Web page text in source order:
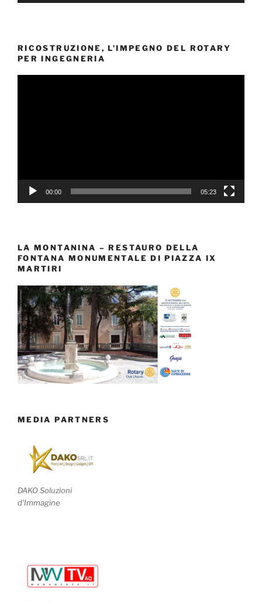
RICOSTRUZIONE, L’IMPEGNO DEL ROTARY
PER INGEGNERIA
00:00 05:23
LA MONTANINA – RESTAURO DELLA
FONTANA MONUMENTALE DI PIAZZA IX
MARTIRI
MEDIA PARTNERS
DAKO Soluzioni
d'Immagine